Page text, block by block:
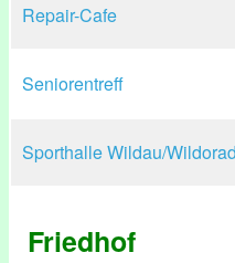
Repair-Cafe
Seniorentreff
Sporthalle Wildau/
Friedhof